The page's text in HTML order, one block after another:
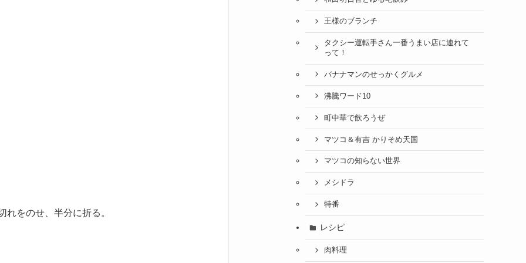
をのせ、半分に折る。
王様のブランチ
タクシー運転手さん一番うまい店に連れて
って！
バナナマンのせっかくグルメ
沸騰ワード10
町中華で飲ろうぜ
マツコ＆有吉 かりそめ天国
マツコの知らない世界
メシドラ
特番
レシピ
肉料理